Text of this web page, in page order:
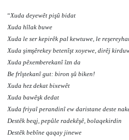
“Xuda deyewêt pişû bidat
Xuda hîlak buwe
Xuda le ser kepirêk pal kewtuwe, le
Xuda şimşêrekey betenîşt xoyewe, dirêj
Xuda pêxemberekanî îzn da
Be frîştekanî gut: biron şû biken!
Xuda hez dekat bixewêt
Xuda bawêşk dedat
Xuda friyaî perandinî ew daristane deste
Destêk beqj, pepûle radekêşê, bolaqekirdin
Destêk bebîne qaqay jinewe